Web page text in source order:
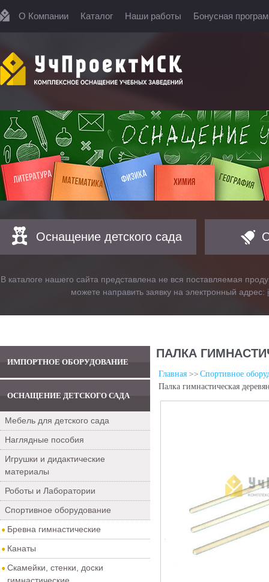
О Компании Каталог Наши работы Бонусная
Оснащение детского сада
В каталоге нашего сайта представлена не вся поставляемая
можете направить заявку на электронный адрес:
ИМПОРТНОЕ ОБОРУДОВАНИЕ
ОСНАЩЕНИЕ ДЕТСКОГО САДА
Мебель для детского сада
Наглядные пособия
Игрушки и дидактические
материалы
Роботы и Лаборатории
Спортивное оборудование
Бревна гимнастические
Канаты
Скамейки, стенки, доски
ПАЛКА
Главная
Спортивное
Палка гимнастическая